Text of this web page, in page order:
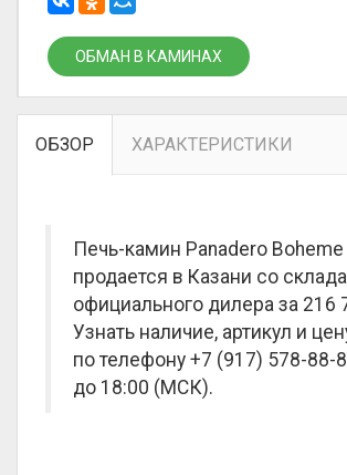
ОБМАН В КАМИНАХ
ОБЗОР ХАРАКТЕРИСТИКИ
Печь-камин Panadero Boheme
продается в Казани со склада
официального дилера за 216
Узнать наличие, артикул и
по телефону +7 (917) 578-88-
до 18:00 (МСК).